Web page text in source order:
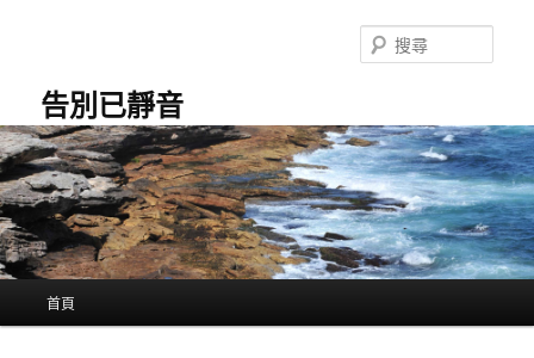
容
告別已靜音
尋
首頁